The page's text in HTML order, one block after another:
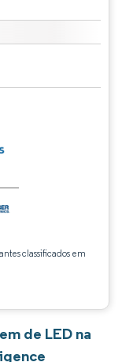
classificados em
de LED na